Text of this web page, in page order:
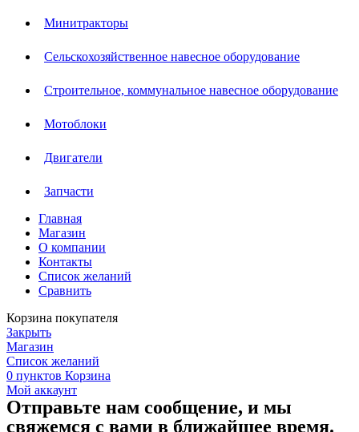
Минитракторы
Сельскохозяйственное навесное оборудование
Строительное, коммунальное навесное оборудование
Мотоблоки
Двигатели
Запчасти
Главная
Магазин
О компании
Контакты
Список желаний
Сравнить
Корзина покупателя
Закрыть
Магазин
Список желаний
0 пунктов Корзина
Мой аккаунт
Отправьте нам сообщение, и мы
свяжемся с вами в ближайшее время.